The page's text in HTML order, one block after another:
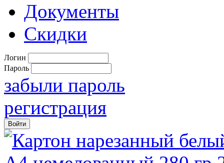
Документы
Скидки
Логин
Пароль
забыли пароль
регистрация